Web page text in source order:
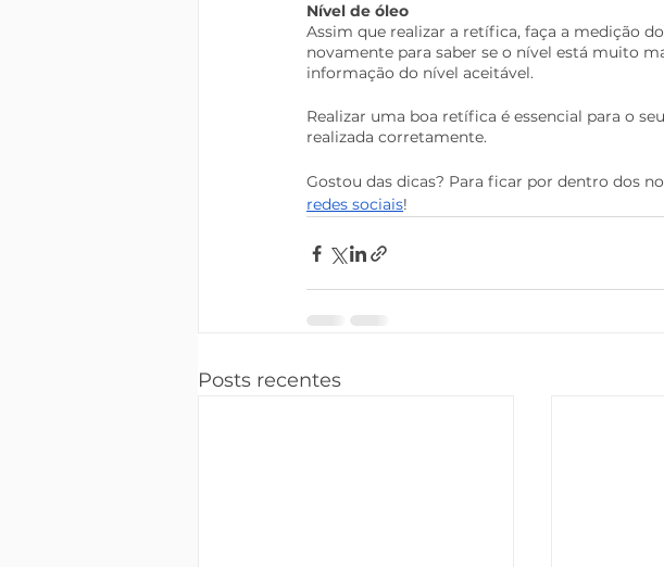
Nível de óleo
Assim que realizar a retífica, faça a medição
novamente para saber se o nível está muito
informação do nível aceitável.
Realizar uma boa retífica é essencial para o
realizada corretamente.
Gostou das dicas? Para ficar por dentro dos
redes sociais!
Posts recentes